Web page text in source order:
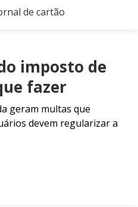
imposto de
fazer
geram multas que
devem regularizar a